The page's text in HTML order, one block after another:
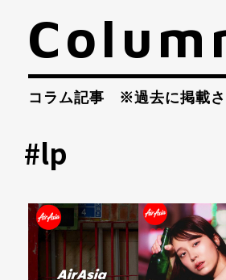
コラム記事 ※過去に掲載さ
#lp